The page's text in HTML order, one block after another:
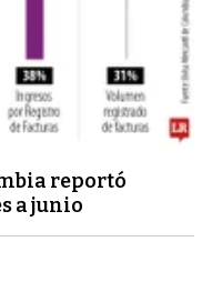
reportó
a junio